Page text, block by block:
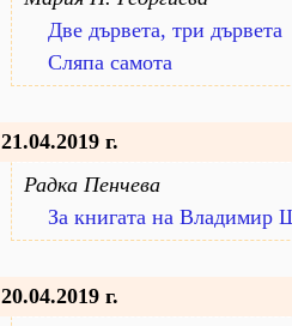
Две дървета, три дървета
Сляпа самота
21.04.2019 г.
Радка Пенчева
За книгата на Владимир
20.04.2019 г.